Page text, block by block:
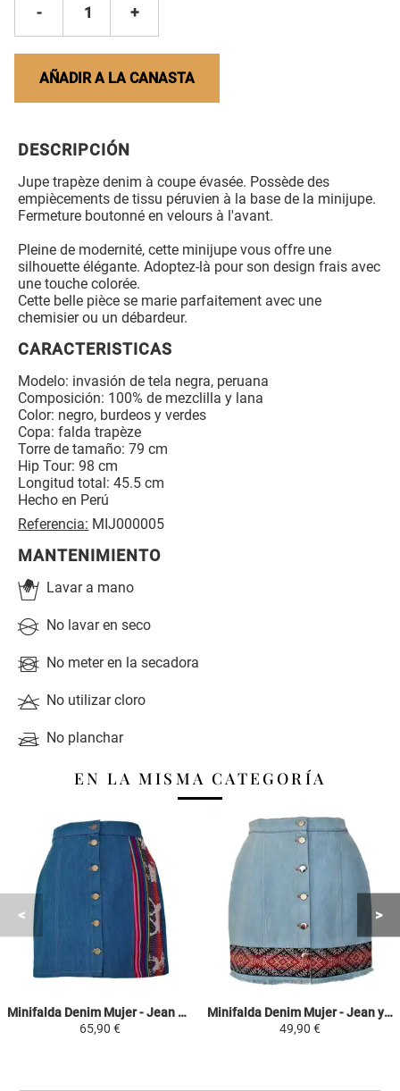
- 1 +
AÑADIR A LA CANASTA
DESCRIPCIÓN
Jupe trapèze denim à coupe évasée. Possède des
empiècements de tissu péruvien à la base de la minijupe.
Fermeture boutonné en velours à l'avant.
Pleine de modernité, cette minijupe vous offre une
silhouette élégante. Adoptez-là pour son design frais avec
une touche colorée.
Cette belle pièce se marie parfaitement avec une
chemisier ou un débardeur.
CARACTERISTICAS
Modelo: invasión de tela negra, peruana
Composición: 100% de mezclilla y lana
Color: negro, burdeos y verdes
Copa: falda trapèze
Torre de tamaño: 79 cm
Hip Tour: 98 cm
Longitud total: 45.5 cm
Hecho en Perú
Referencia: MIJ000005
MANTENIMIENTO
Lavar a mano
No lavar en seco
No meter en la secadora
No utilizar cloro
No planchar
EN LA MISMA CATEGORÍA
Minifalda Denim Mujer - Jean Azul - Tejido Tradicional Andino Colorido
65,90 €
Minifalda Denim Mujer - Jean y Tejido Mochica - Tejido Tradicional Andino Mochica
49,90 €